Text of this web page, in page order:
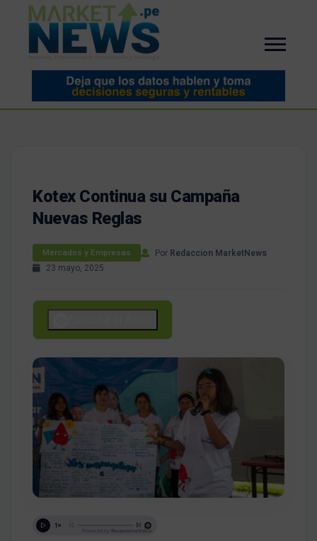
Kotex Continua su Campaña
Nuevas Reglas
Mercados y Empresas Por Redaccion MarketNews
23 mayo, 2025